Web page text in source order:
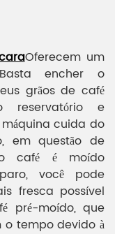
Oferecem um
encher o
grãos de café
reservatório e
cuida do
em questão de
café é moído
você pode
fresca possível
pré-moído, que
tempo devido à